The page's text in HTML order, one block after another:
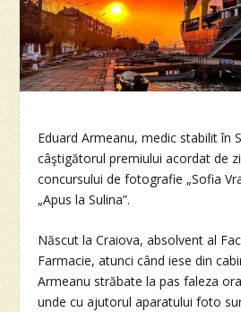
Eduard Armeanu, medic stabilit în
câştigătorul premiului acordat de
concursului de fotografie „Sofia
„Apus la Sulina”.
Născut la Craiova, absolvent al
Farmacie, atunci când iese din
Armeanu străbate la pas faleza
unde cu ajutorul aparatului foto